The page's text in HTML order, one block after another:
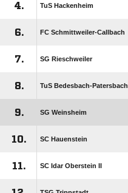
4. TuS Hackenheim
6. FC Schmittweiler-Callbach
7. SG Rieschweiler
8. TuS Bedesbach-Patersbach
9. SG Weinsheim
10. SC Hauenstein
11. SC Idar Oberstein II